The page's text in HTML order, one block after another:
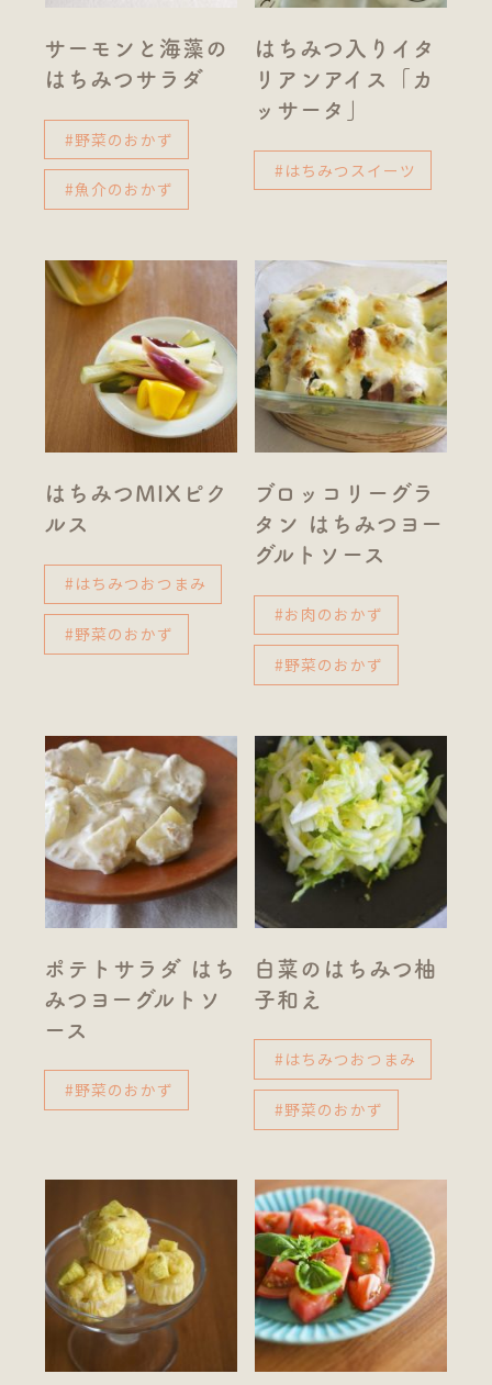
サーモンと海藻の
はちみつサラダ
#野菜のおかず
#魚介のおかず
はちみつ入りイタ
リアンアイス「カ
ッサータ」
#はちみつスイーツ
はちみつMIXピク
ルス
#はちみつおつまみ
#野菜のおかず
ブロッコリーグラ
タン はちみつヨー
グルトソース
#お肉のおかず
#野菜のおかず
ポテトサラダ はち
みつヨーグルトソ
ース
#野菜のおかず
白菜のはちみつ柚
子和え
#はちみつおつまみ
#野菜のおかず